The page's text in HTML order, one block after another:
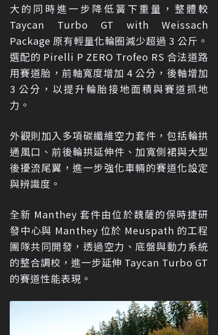
大的同時進一步降低簧下重量，整體較
Taycan Turbo GT with Weissach
Package 原有輕量化輪圈減少超過 3 公斤。
選配的 Pirelli P ZERO Trofeo RS 合法道路
用賽道胎，前軸寬度增加 4 公分，後軸增加
3 公分，以提升輪胎接地面積與賽道抓地
力。
外觀則加入多項碳纖維空力套件，包括輪拱
通風口、前後輪拱延伸件、加寬側裙與大型
後擾流尾翼，進一步強化車輛的賽道化設定
與辨識度。
全新 Manthey 套件由位於魏薩的保時捷研
發中心與 Manthey 位於 Meuspath 的工程
團隊共同開發，透過空力、底盤與動力系統
的整合調校，進一步延伸 Taycan Turbo GT
的賽道性能表現。